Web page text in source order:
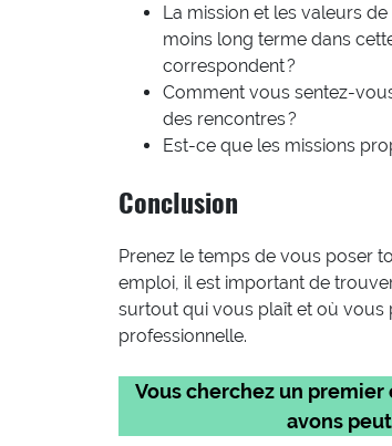
La mission et les valeurs
moins long terme dans
correspondent ?
Comment vous sentez-
des rencontres ?
Est-ce que les missions
Conclusion
Prenez le temps de vous poser
emploi, il est important de
surtout qui vous plaît et où
professionnelle.
Vous cherchez un
avons